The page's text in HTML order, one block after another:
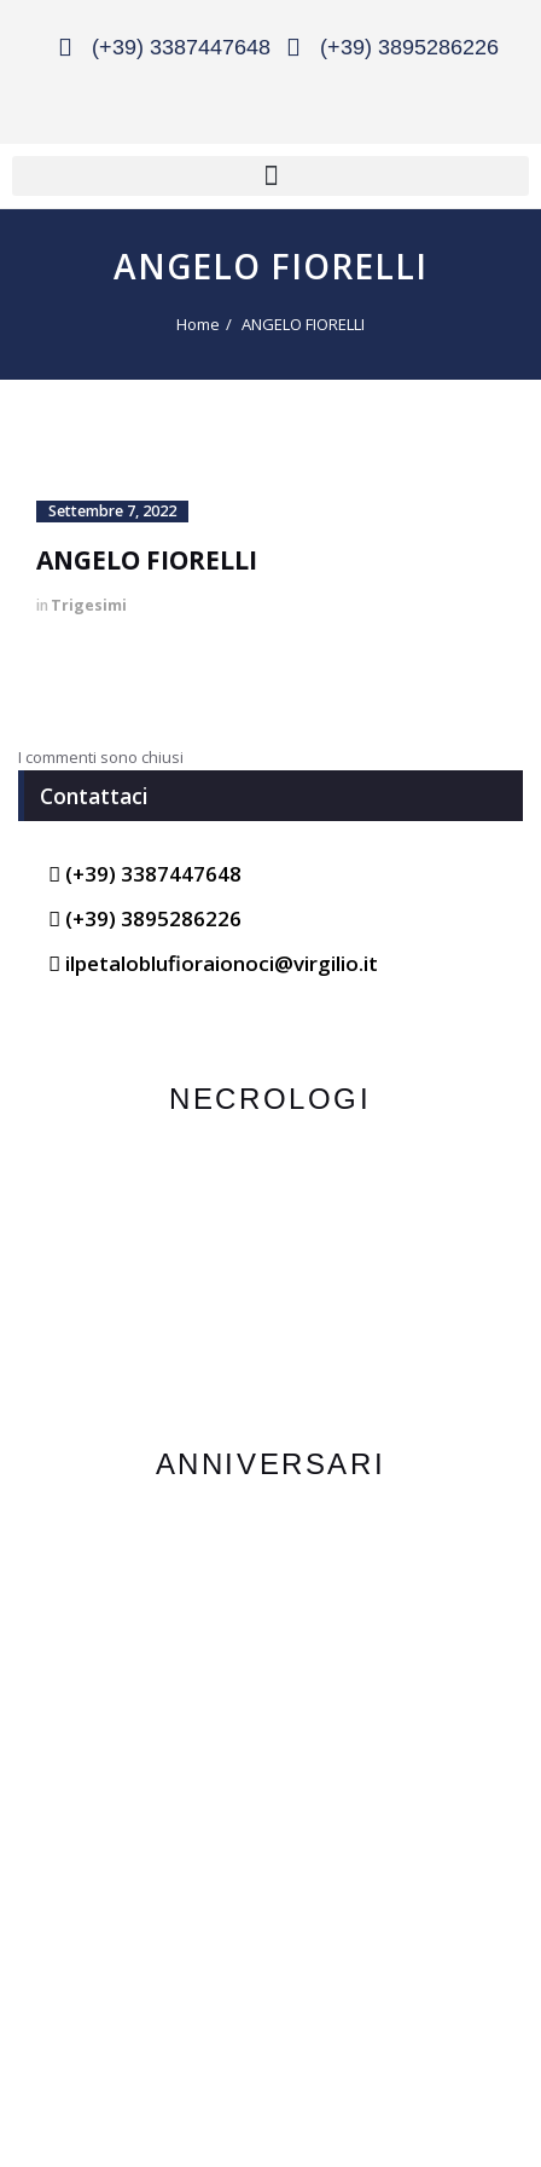
(+39) 3387447648 (+39) 3895286226
ANGELO FIORELLI
Home ANGELO FIORELLI
Settembre 7, 2022
ANGELO FIORELLI
in Trigesimi
I commenti sono chiusi
Contattaci
(+39) 3387447648
(+39) 3895286226
ilpetaloblufioraionoci@virgilio.it
NECROLOGI
ANNIVERSARI